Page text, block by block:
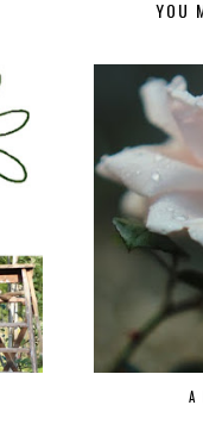
YOU
A